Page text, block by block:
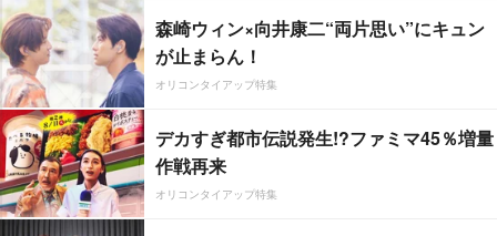
森崎ウィン×向井康二“両片思い”にキュン
が止まらん！
オリコンタイアップ特集
デカすぎ都市伝説発生!?ファミマ45％増量
作戦再来
オリコンタイアップ特集